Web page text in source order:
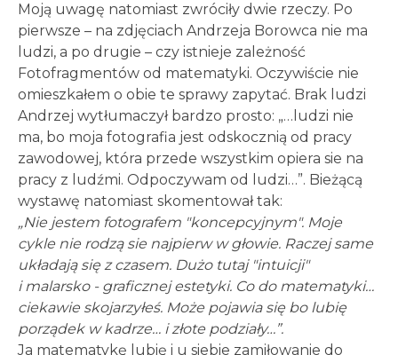
Moją uwagę natomiast zwróciły dwie rzeczy. Po
pierwsze – na zdjęciach Andrzeja Borowca nie ma
ludzi, a po drugie – czy istnieje zależność
Fotofragmentów od matematyki. Oczywiście nie
omieszkałem o obie te sprawy zapytać. Brak ludzi
Andrzej wytłumaczył bardzo prosto: „…ludzi nie
ma, bo moja fotografia jest odskocznią od pracy
zawodowej, która przede wszystkim opiera sie na
pracy z ludźmi. Odpoczywam od ludzi…”. Bieżącą
wystawę natomiast skomentował tak:
„Nie jestem fotografem "koncepcyjnym". Moje
cykle nie rodzą sie najpierw w głowie. Raczej same
układają się z czasem. Dużo tutaj "intuicji"
i malarsko - graficznej estetyki. Co do matematyki…
ciekawie skojarzyłeś. Może pojawia się bo lubię
porządek w kadrze… i złote podziały…”.
Ja matematykę lubię i u siebie zamiłowanie do